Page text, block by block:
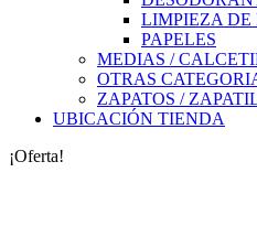
LIMPIEZA DE
PAPELES
MEDIAS /
OTRAS
ZAPATOS /
UBICACIÓN TIENDA
¡Oferta!